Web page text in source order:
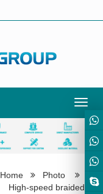
Home
Photo
High-speed braided